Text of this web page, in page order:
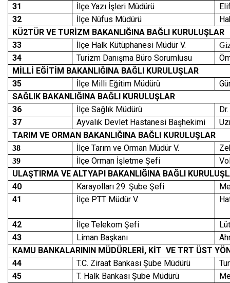
31
İlçe Yazı İşleri Müdürü
32
İlçe Nüfus Müdürü
KÜ2TÜR VE TURİZM BAKANLIĞINA BAĞLI KURULUŞLAR
33
İlçe Halk Kütüphanesi Müdür V.
34 Turizm Danışma Büro Sorumlusu
MİLLİ EĞİTİM BAKANLIĞINA BAĞLI KURULUŞLAR
35
İlçe Milli Eğitim Müdürü
SAĞLIK BAKANLIĞINA BAĞLI KURULUŞLAR
36
İlçe Sağlık Müdürü
37
Ayvalık Devlet Hastanesi Başhekimi
TARIM VE ORMAN BAKANLIĞINA BAĞLI KURULUŞLAR
38 İlçe Tarım ve Orman Müdür V.
39 İlçe Orman İşletme Şefi
ULAŞTIRMA VE ALTYAPI BAKANLIĞINA BAĞLI
40
Karayolları 29. Şube Şefi
41
İlçe PTT Müdür V.
42 İlçe Telekom Şefi
43
Liman Başkanı
KAMU BANKALARININ MÜDÜRLERİ, KİT VE TRT ÜST
44
T.C. Ziraat Bankası Şube Müdürü
45
T. Halk Bankası Şube Müdürü